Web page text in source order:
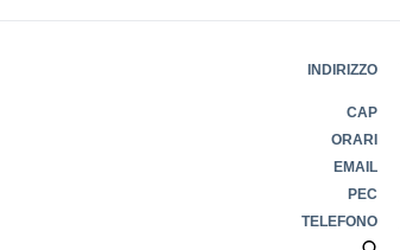
INDIRIZZO
CAP
ORARI
EMAIL
PEC
TELEFONO